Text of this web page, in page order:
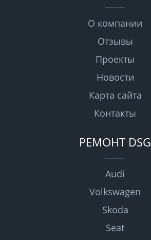
О компании
Отзывы
Проекты
Новости
Карта сайта
Контакты
РЕМОНТ DSG
Audi
Volkswagen
Skoda
Seat